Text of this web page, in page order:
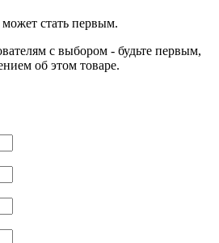
стать первым.
с выбором - будьте первым,
об этом товаре.